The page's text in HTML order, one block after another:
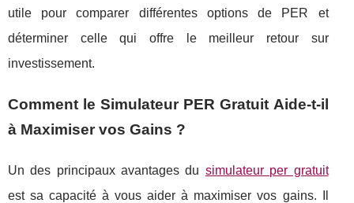
utile pour comparer différentes options de PER et
déterminer celle qui offre le meilleur retour sur
investissement.
Comment le Simulateur PER Gratuit Aide-t-il
à Maximiser vos Gains ?
Un des principaux avantages du simulateur per gratuit
est sa capacité à vous aider à maximiser vos gains. Il